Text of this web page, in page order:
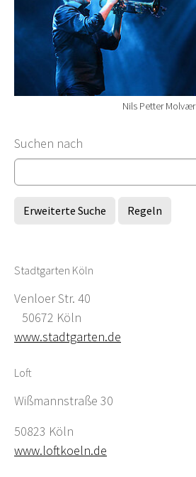
Nils Petter Molvær
Suchformular
Suchen nach
Erweiterte Suche Regeln
Stadtgarten Köln
Venloer Str. 40
50672 Köln
www.stadtgarten.de
Loft
Wißmannstraße 30
50823 Köln
www.loftkoeln.de